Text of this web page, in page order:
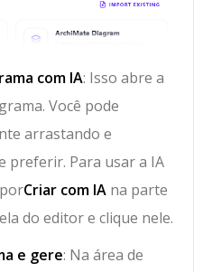
com IA: Isso abre a
Você pode
arrastando e
preferir. Para usar a IA
Criar com IA na parte
do editor e clique nele.
e gere: Na área de